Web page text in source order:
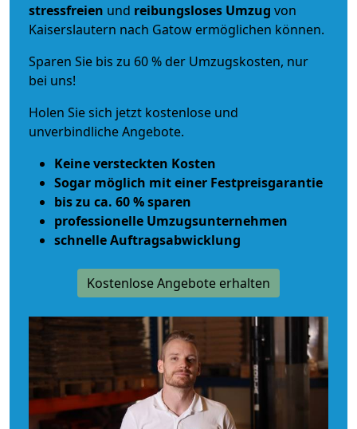
stressfreien und reibungsloses Umzug von
Kaiserslautern nach Gatow ermöglichen können.
Sparen Sie bis zu 60 % der Umzugskosten, nur
bei uns!
Holen Sie sich jetzt kostenlose und
unverbindliche Angebote.
Keine versteckten Kosten
Sogar möglich mit einer Festpreisgarantie
bis zu ca. 60 % sparen
professionelle Umzugsunternehmen
schnelle Auftragsabwicklung
Kostenlose Angebote erhalten